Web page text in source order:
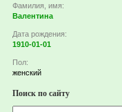
Фамилия, имя:
Валентина
Дата рождения:
1910-01-01
Пол:
женский
Поиск по сайту